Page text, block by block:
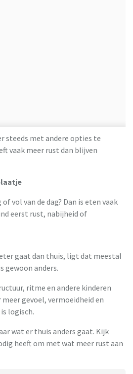
steeds met andere opties te
vaak meer rust dan blijven
vol van de dag? Dan is eten vaak
eerst rust, nabijheid of
gaat dan thuis, ligt dat meestal
gewoon anders.
ritme en andere kinderen
gevoel, vermoeidheid en
logisch.
wat er thuis anders gaat. Kijk
heeft om met wat meer rust aan